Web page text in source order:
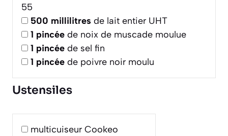
55
500 millilitres de lait entier UHT
1 pincée de noix de muscade moulue
1 pincée de sel fin
1 pincée de poivre noir moulu
Ustensiles
multicuiseur Cookeo